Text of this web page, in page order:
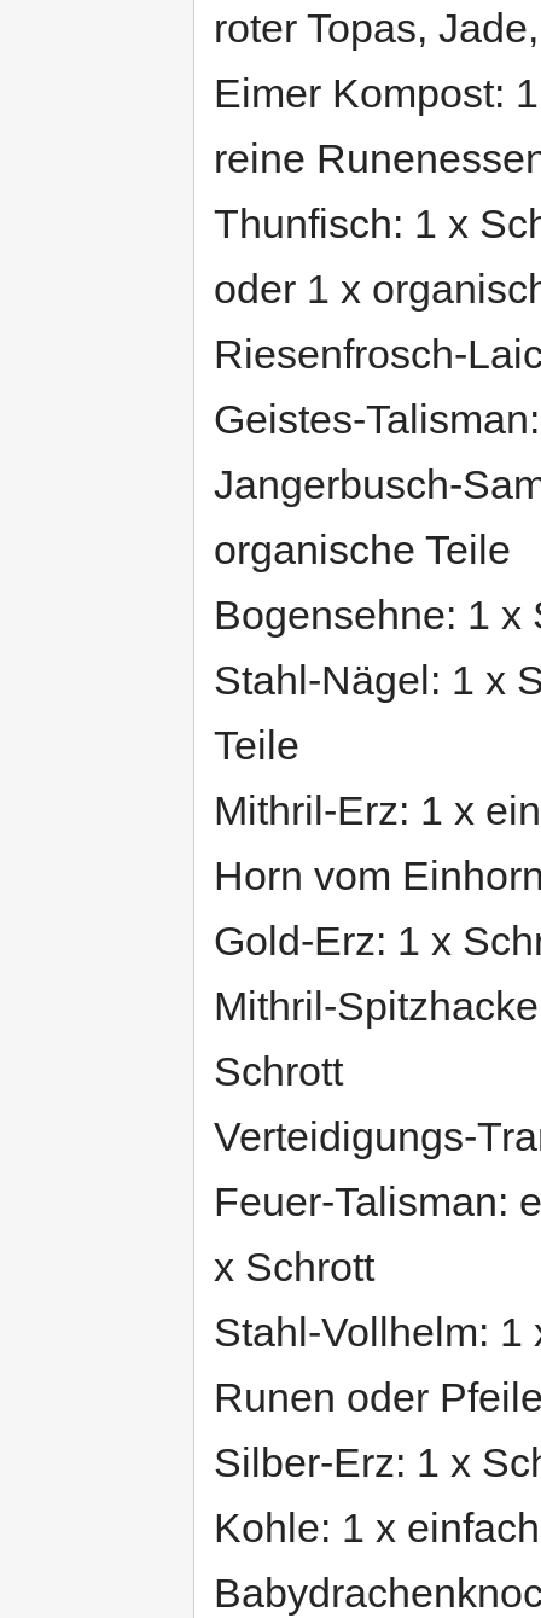
roter Topas,
Eimer Kompost:
reine
Thunfisch: 1 x
oder 1 x
Riesenfrosch-
Geistes-
Jangerbusch-
organische Teile
Bogensehne: 1 x
Stahl-Nägel: 1 x
Teile
Mithril-Erz: 1 x
Horn vom
Gold-Erz: 1 x
Mithril-
Schrott
Verteidigungs-
Feuer-Talisman:
x Schrott
Stahl-Vollhelm: 1
Runen oder
Silber-Erz: 1 x
Kohle: 1 x